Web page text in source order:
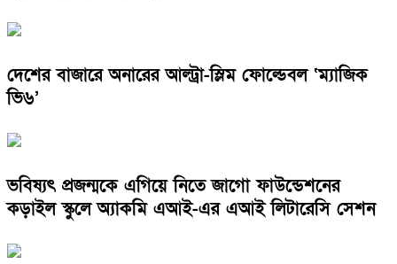
দেশের বাজারে অনারের আল্ট্রা-স্লিম ফোল্ডেবল ‘ম্যাজিক
ভি৬’
ভবিষ্যৎ প্রজন্মকে এগিয়ে নিতে জাগো ফাউন্ডেশনের
কড়াইল স্কুলে অ্যাকমি এআই-এর এআই লিটারেসি সেশন